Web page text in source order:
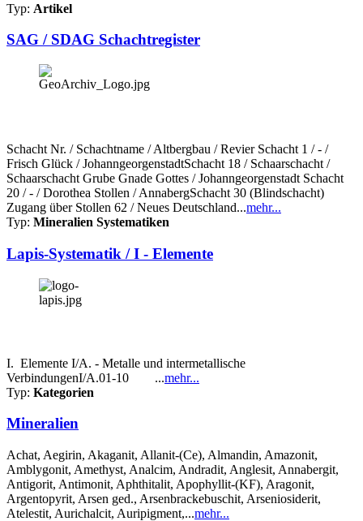
Typ: Artikel
SAG / SDAG Schachtregister
Schacht Nr. / Schachtname / Altbergbau / Revier Schacht 1 / - /
Frisch Glück / JohanngeorgenstadtSchacht 18 / Schaarschacht /
Schaarschacht Grube Gnade Gottes / Johanngeorgenstadt Schacht
20 / - / Dorothea Stollen / AnnabergSchacht 30 (Blindschacht)
Zugang über Stollen 62 / Neues Deutschland...mehr...
Typ: Mineralien Systematiken
Lapis-Systematik / I - Elemente
I. Elemente I/A. - Metalle und intermetallische
VerbindungenI/A.01-10 ...mehr...
Typ: Kategorien
Mineralien
Achat, Aegirin, Akaganit, Allanit-(Ce), Almandin, Amazonit,
Amblygonit, Amethyst, Analcim, Andradit, Anglesit, Annabergit,
Antigorit, Antimonit, Aphthitalit, Apophyllit-(KF), Aragonit,
Argentopyrit, Arsen ged., Arsenbrackebuschit, Arseniosiderit,
Atelestit, Aurichalcit, Auripigment,...mehr...